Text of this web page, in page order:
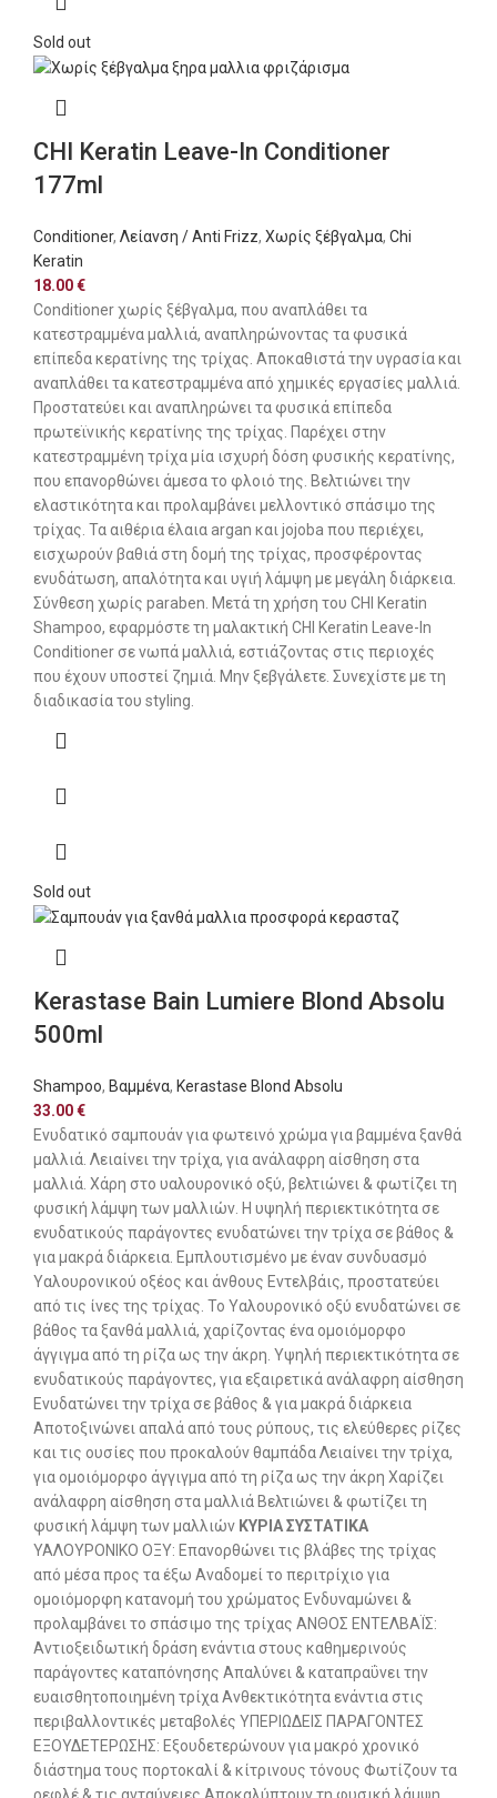
Sold out
CHI Keratin Leave-In Conditioner
177ml
Conditioner, Λείανση / Anti Frizz, Χωρίς ξέβγαλμα, Chi
Keratin
18.00€
Conditioner χωρίς ξέβγαλμα, που αναπλάθει τα
κατεστραμμένα μαλλιά, αναπληρώνοντας τα φυσικά
επίπεδα κερατίνης της τρίχας. Αποκαθιστά την υγρασία και
αναπλάθει τα κατεστραμμένα από χημικές εργασίες μαλλιά.
Προστατεύει και αναπληρώνει τα φυσικά επίπεδα
πρωτεϊνικής κερατίνης της τρίχας. Παρέχει στην
κατεστραμμένη τρίχα μία ισχυρή δόση φυσικής κερατίνης,
που επανορθώνει άμεσα το φλοιό της. Βελτιώνει την
ελαστικότητα και προλαμβάνει μελλοντικό σπάσιμο της
τρίχας. Τα αιθέρια έλαια argan και jojoba που περιέχει,
εισχωρούν βαθιά στη δομή της τρίχας, προσφέροντας
ενυδάτωση, απαλότητα και υγιή λάμψη με μεγάλη διάρκεια.
Σύνθεση χωρίς paraben. Μετά τη χρήση του CHI Keratin
Shampoo, εφαρμόστε τη μαλακτική CHI Keratin Leave-In
Conditioner σε νωπά μαλλιά, εστιάζοντας στις περιοχές
που έχουν υποστεί ζημιά. Μην ξεβγάλετε. Συνεχίστε με τη
διαδικασία του styling.
Sold out
Kerastase Bain Lumiere Blond Absolu
500ml
Shampoo, Βαμμένα, Kerastase Blond Absolu
33.00€
Ενυδατικό σαμπουάν για φωτεινό χρώμα για βαμμένα ξανθά
μαλλιά. Λειαίνει την τρίχα, για ανάλαφρη αίσθηση στα
μαλλιά. Χάρη στο υαλουρονικό οξύ, βελτιώνει & φωτίζει τη
φυσική λάμψη των μαλλιών. Η υψηλή περιεκτικότητα σε
ενυδατικούς παράγοντες ενυδατώνει την τρίχα σε βάθος &
για μακρά διάρκεια. Εμπλουτισμένο με έναν συνδυασμό
Υαλουρονικού οξέος και άνθους Εντελβάις, προστατεύει
από τις ίνες της τρίχας. Το Υαλουρονικό οξύ ενυδατώνει σε
βάθος τα ξανθά μαλλιά, χαρίζοντας ένα ομοιόμορφο
άγγιγμα από τη ρίζα ως την άκρη. Υψηλή περιεκτικότητα σε
ενυδατικούς παράγοντες, για εξαιρετικά ανάλαφρη αίσθηση
Ενυδατώνει την τρίχα σε βάθος & για μακρά διάρκεια
Αποτοξινώνει απαλά από τους ρύπους, τις ελεύθερες ρίζες
και τις ουσίες που προκαλούν θαμπάδα Λειαίνει την τρίχα,
για ομοιόμορφο άγγιγμα από τη ρίζα ως την άκρη Χαρίζει
ανάλαφρη αίσθηση στα μαλλιά Βελτιώνει & φωτίζει τη
φυσική λάμψη των μαλλιών ΚΥΡΙΑ ΣΥΣΤΑΤΙΚΑ
ΥΑΛΟΥΡΟΝΙΚΟ ΟΞΥ: Eπανορθώνει τις βλάβες της τρίχας
από μέσα προς τα έξω Αναδομεί το περιτρίχιο για
ομοιόμορφη κατανομή του χρώματος Ενδυναμώνει &
προλαμβάνει το σπάσιμο της τρίχας ΑΝΘΟΣ ΕΝΤΕΛΒΑΪΣ:
Αντιοξειδωτική δράση ενάντια στους καθημερινούς
παράγοντες καταπόνησης Απαλύνει & καταπραΰνει την
ευαισθητοποιημένη τρίχα Ανθεκτικότητα ενάντια στις
περιβαλλοντικές μεταβολές ΥΠΕΡΙΩΔΕΙΣ ΠΑΡΑΓΟΝΤΕΣ
ΕΞΟΥΔΕΤΕΡΩΣΗΣ: Εξουδετερώνουν για μακρό χρονικό
διάστημα τους πορτοκαλί & κίτρινους τόνους Φωτίζουν τα